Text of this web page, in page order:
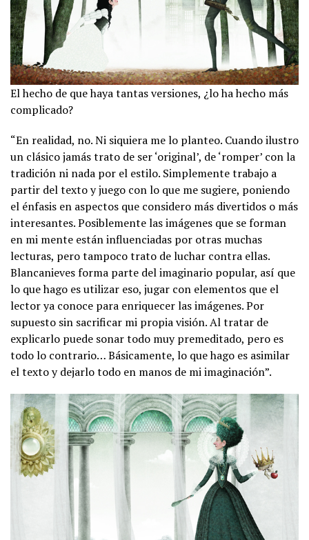
El hecho de que haya tantas versiones, ¿lo ha hecho más
complicado?
“En realidad, no. Ni siquiera me lo planteo. Cuando ilustro
un clásico jamás trato de ser ‘original’, de ‘romper’ con la
tradición ni nada por el estilo. Simplemente trabajo a
partir del texto y juego con lo que me sugiere, poniendo
el énfasis en aspectos que considero más divertidos o más
interesantes. Posiblemente las imágenes que se forman
en mi mente están influenciadas por otras muchas
lecturas, pero tampoco trato de luchar contra ellas.
Blancanieves forma parte del imaginario popular, así que
lo que hago es utilizar eso, jugar con elementos que el
lector ya conoce para enriquecer las imágenes. Por
supuesto sin sacrificar mi propia visión. Al tratar de
explicarlo puede sonar todo muy premeditado, pero es
todo lo contrario… Básicamente, lo que hago es asimilar
el texto y dejarlo todo en manos de mi imaginación”.